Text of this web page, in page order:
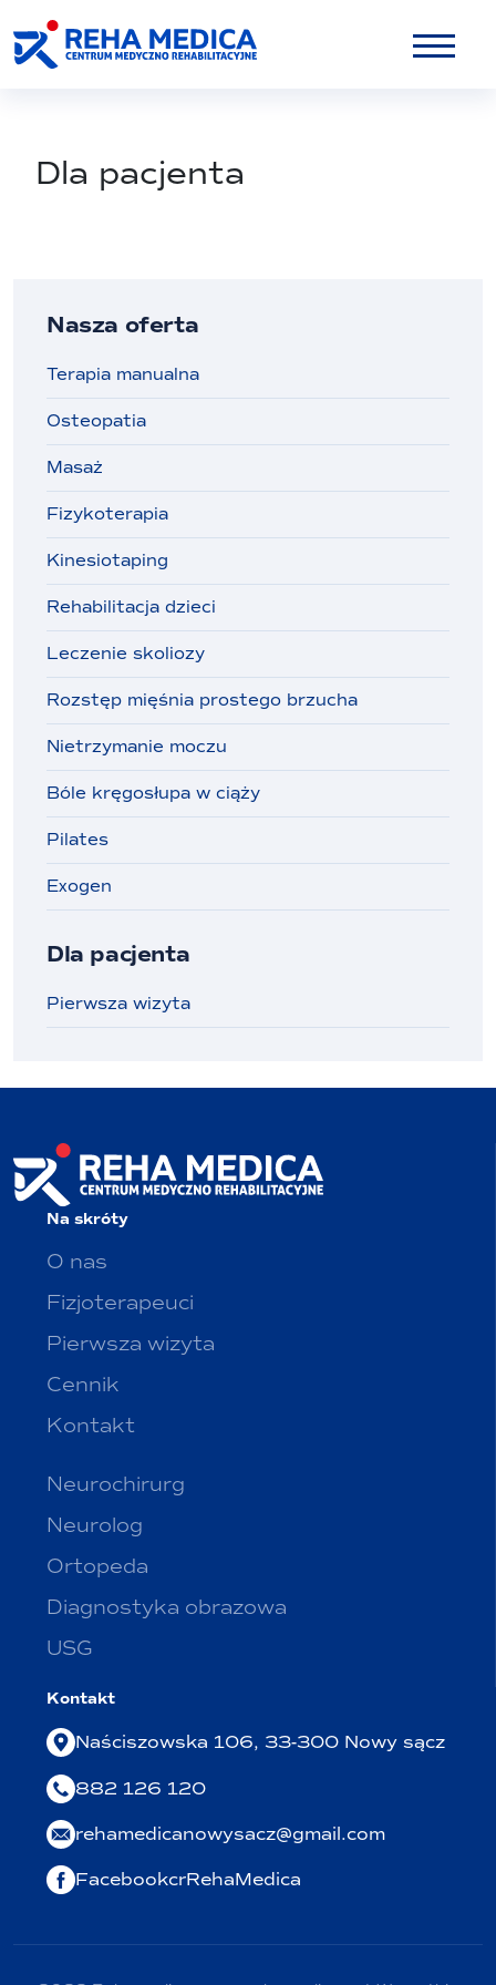
Nasza oferta
Terapia manualna
Osteopatia
Masaż
Fizykoterapia
Kinesiotaping
Rehabilitacja dzieci
Leczenie skoliozy
Rozstęp mięśnia prostego brzucha
Nietrzymanie moczu
Bóle kręgosłupa w ciąży
Pilates
Exogen
Dla pacjenta
Pierwsza wizyta
Dla pacjenta
Na skróty
O nas
Fizjoterapeuci
Pierwsza wizyta
Cennik
Kontakt
Neurochirurg
Neurolog
Ortopeda
Diagnostyka obrazowa
USG
Kontakt
Naściszowska 106, 33-300 Nowy sącz
882 126 120
rehamedicanowysacz@gmail.com
FacebookcrRehaMedica